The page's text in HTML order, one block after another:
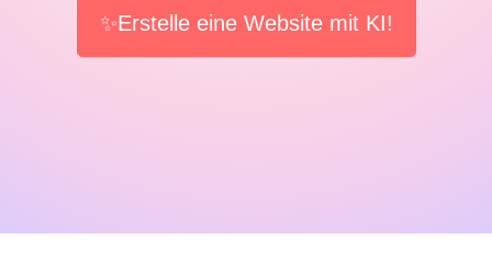
✨Erstelle eine Website mit KI!